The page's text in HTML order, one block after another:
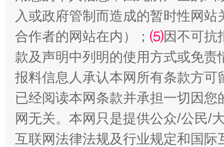
入或政府管制而造成的暂时性网
合作者的网站在内）； ⑸因不可抗
款及声明中列明的使用方式或免责
报料信息人承认本网所有条款方
已经阅读本网条款并承担一切因
网无关。本网只是提供公众/公民/
互联网法律法规及行业规定和国